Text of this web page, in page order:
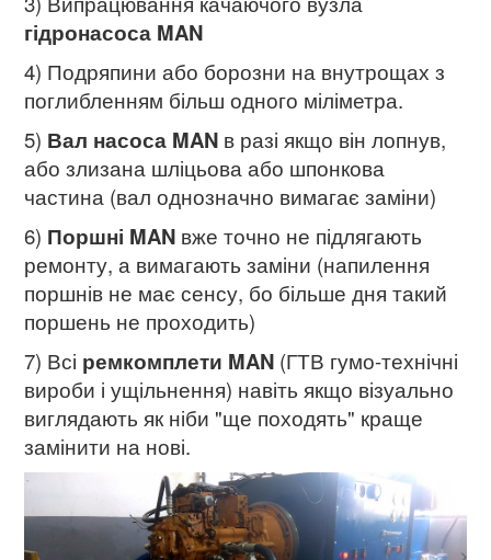
гідронасоса MAN
4) Подряпини або борозни на внутрощах з
поглибленням більш одного міліметра.
5) Вал насоса MAN в разі якщо він лопнув,
або злизана шліцьова або шпонкова
частина (вал однозначно вимагає заміни)
6) Поршні MAN вже точно не підлягають
ремонту, а вимагають заміни (напилення
поршнів не має сенсу, бо більше дня такий
поршень не проходить)
7) Всі ремкомплети MAN (ГТВ гумо-технічні
вироби і ущільнення) навіть якщо візуально
виглядають як ніби "ще походять" краще
замінити на нові.